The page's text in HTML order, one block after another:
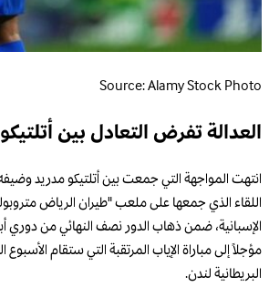
Source: Alamy Stock Photo
العدالة تفرض التعادل بين
اللقاء الذي جمعها على ملعب "طيران الرياض
الإسبانية، ضمن ذهاب الدور نصف النهائي من دوري
مؤجلاً إلى مباراة الإياب المرتقبة التي ستقام
البريطانية لندن.